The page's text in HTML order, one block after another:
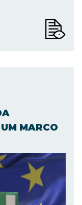
MARCO